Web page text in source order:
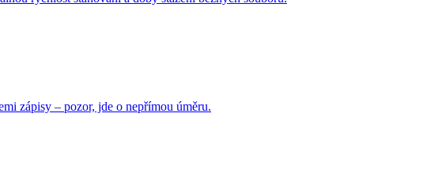
zápisy – pozor, jde o nepřímou úměru.